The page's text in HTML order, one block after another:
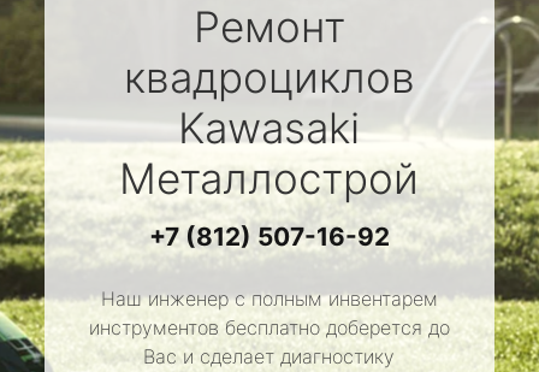
Ремонт
квадроциклов
Kawasaki
Металлострой
+7 (812) 507-16-92
Наш инженер с полным инвентарем
инструментов бесплатно доберется до
Вас и сделает диагностику